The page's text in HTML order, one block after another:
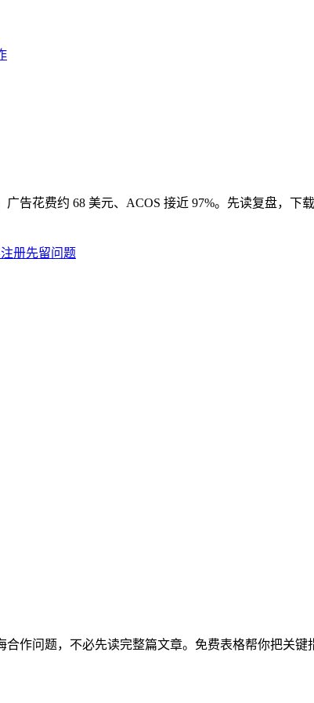
告花费约 68 美元、ACOS 接近 97%。先读复盘，下
册先留问题
作问题，不必先读完整篇文章。免费表格帮你把关键